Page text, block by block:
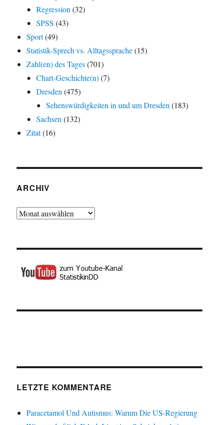
Regression (32)
SPSS (43)
Sport(49)
Statistik-Sprech vs. Alltagssprache(15)
Zahl(en) des Tages(701)
Chart-Geschichte(n)(7)
Dresden (475)
Sehenswürdigkeiten in und um Dresden (183)
Sachsen (132)
Zitat(16)
ARCHIV
Archiv
LETZTE KOMMENTARE
Paracetamol Und Autismus: Warum Die US-Regierung